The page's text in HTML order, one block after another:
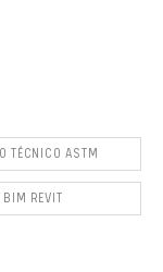
TÉCNICO ASTM
BIM REVIT